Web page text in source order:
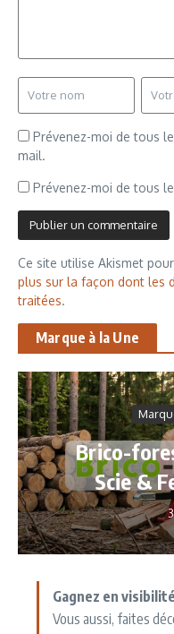
Prévenez-moi de tous
mail.
Prévenez-moi de tous
Ce site utilise Akismet
plus sur la façon dont les
traitées.
Marque à la Une
Brico-
Scie &
Gagnez en
Vous aussi, faites